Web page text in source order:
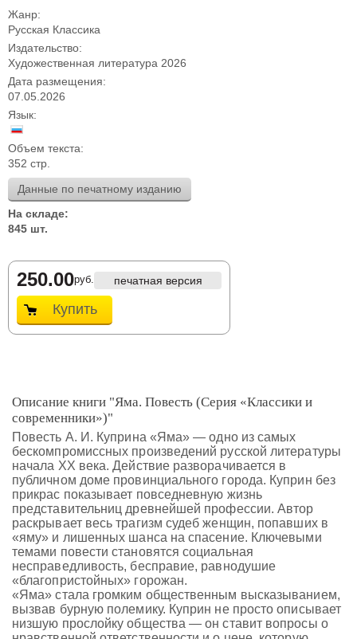
Жанр:
Русская Классика
Издательство:
Художественная литература 2026
Дата размещения:
07.05.2026
Язык:
Объем текста:
352 стр.
Данные по печатному изданию
На складе:
845 шт.
250.00руб. печатная версия
Купить
Описание книги "Яма. Повесть (Серия «Классики и
современники»)"
Повесть А. И. Куприна «Яма» — одно из самых
бескомпромиссных произведений русской литературы
начала XX века. Действие разворачивается в
публичном доме провинциального города. Куприн без
прикрас показывает повседневную жизнь
представительниц древнейшей профессии. Автор
раскрывает весь трагизм судеб женщин, попавших в
«яму» и лишенных шанса на спасение. Ключевыми
темами повести становятся социальная
несправедливость, бесправие, равнодушие
«благопристойных» горожан.
«Яма» стала громким общественным высказыванием,
вызвав бурную полемику. Куприн не просто описывает
низшую прослойку общества — он ставит вопросы о